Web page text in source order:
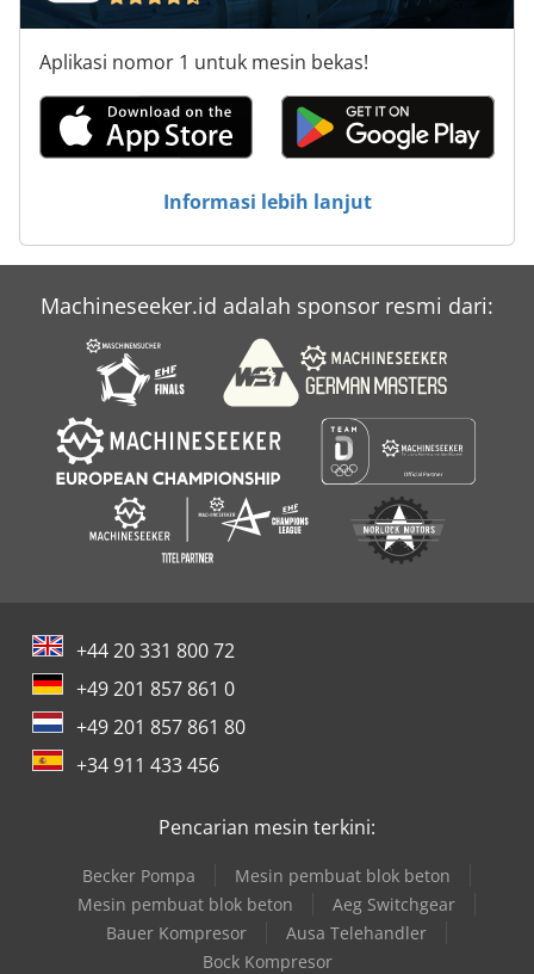
Aplikasi nomor 1 untuk mesin bekas!
Informasi lebih lanjut
Machineseeker.id adalah sponsor resmi dari:
+44 20 331 800 72
+49 201 857 861 0
+49 201 857 861 80
+34 911 433 456
Pencarian mesin terkini:
Becker Pompa
Mesin pembuat blok beton
Mesin pembuat blok beton
Aeg Switchgear
Bauer Kompresor
Ausa Telehandler
Bock Kompresor